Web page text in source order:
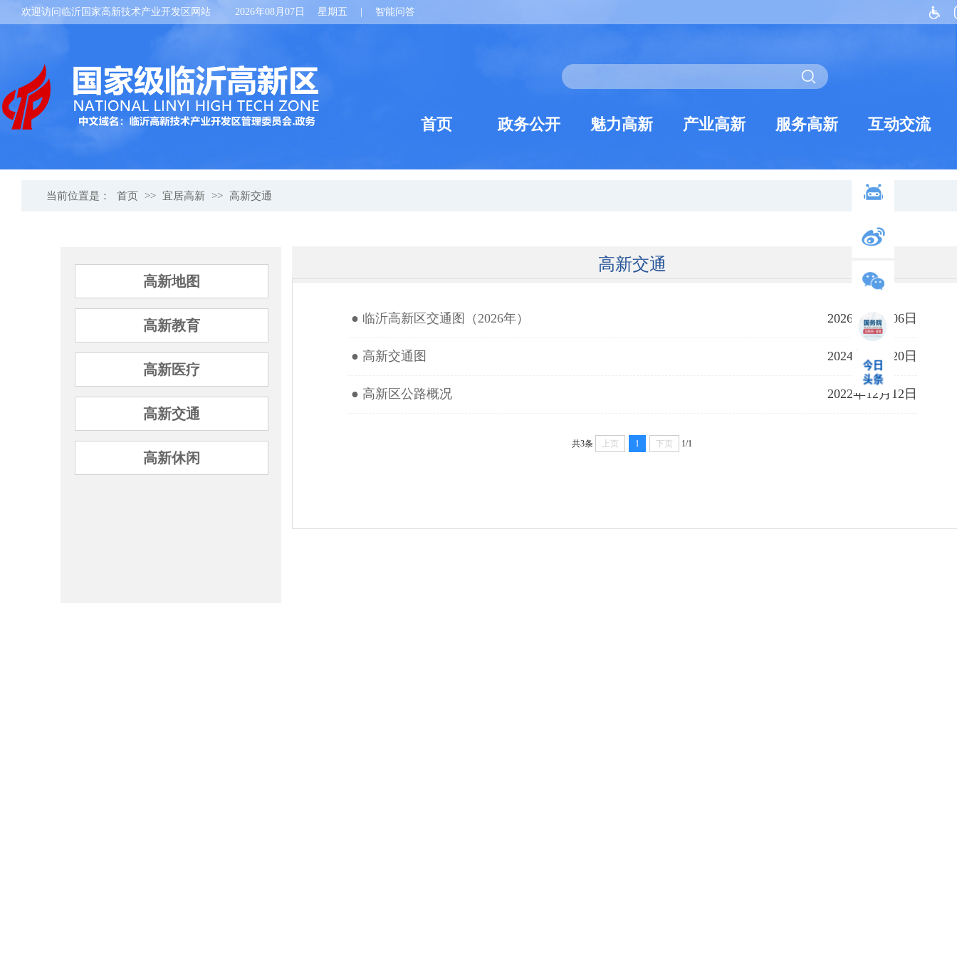
欢迎访问临沂国家高新技术产业开发区网站 2026年08月07日 星期五 智能问答
首页 政务公开 魅力高新 产业高新 服务高新 互动交流
当前位置是： 首页 >> 宜居高新 >> 高新交通
高新地图
高新教育
高新医疗
高新交通
高新休闲
高新交通
● 临沂高新区交通图（2026年） 2026年05月06日
● 高新交通图 2024年05月20日
● 高新区公路概况 2022年12月12日
共3条 上页 1 下页 1/1